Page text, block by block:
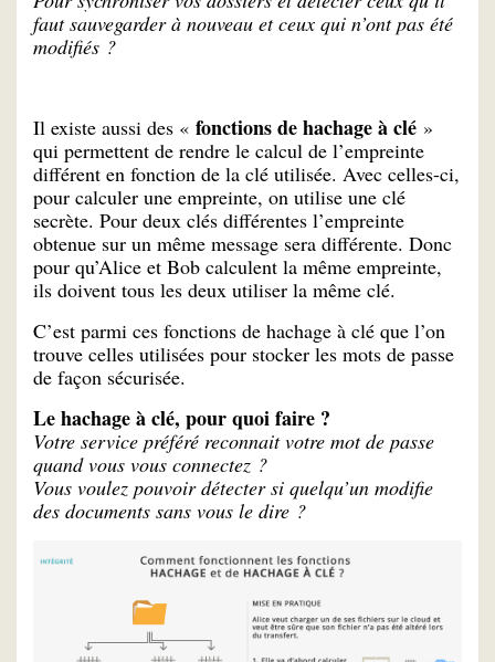
faut sauvegarder à nouveau et ceux qui n’ont pas été
modifiés ?
Il existe aussi des « fonctions de hachage à clé »
qui permettent de rendre le calcul de l’empreinte
différent en fonction de la clé utilisée. Avec celles-ci,
pour calculer une empreinte, on utilise une clé
secrète. Pour deux clés différentes l’empreinte
obtenue sur un même message sera différente. Donc
pour qu’Alice et Bob calculent la même empreinte,
ils doivent tous les deux utiliser la même clé.
C’est parmi ces fonctions de hachage à clé que l’on
trouve celles utilisées pour stocker les mots de passe
de façon sécurisée.
Le hachage à clé, pour quoi faire ?
Votre service préféré reconnait votre mot de passe
quand vous vous connectez ?
Vous voulez pouvoir détecter si quelqu’un modifie
des documents sans vous le dire ?